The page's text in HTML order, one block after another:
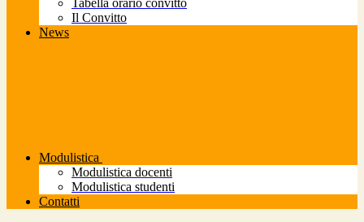
Tabella orario convitto
Il Convitto
News
Modulistica
Modulistica docenti
Modulistica studenti
Contatti